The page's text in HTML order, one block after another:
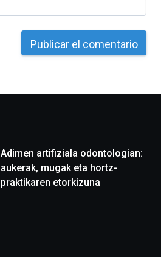
Adimen artifiziala odontologian:
aukerak, mugak eta hortz-
praktikaren etorkizuna